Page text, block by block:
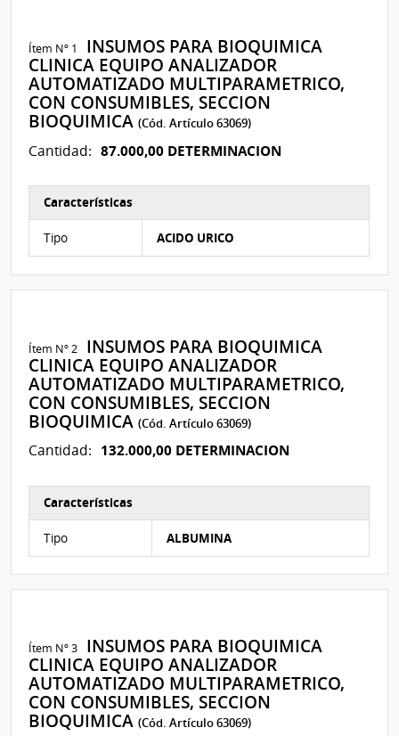
Ítem Nº 1
INSUMOS PARA BIOQUIMICA
CLINICA EQUIPO ANALIZADOR
AUTOMATIZADO MULTIPARAMETRICO,
CON CONSUMIBLES, SECCION
BIOQUIMICA(Cód. Artículo 63069)
Cantidad: 87.000,00 DETERMINACION
Características
Tipo ACIDO URICO
Ítem Nº 2
INSUMOS PARA BIOQUIMICA
CLINICA EQUIPO ANALIZADOR
AUTOMATIZADO MULTIPARAMETRICO,
CON CONSUMIBLES, SECCION
BIOQUIMICA(Cód. Artículo 63069)
Cantidad: 132.000,00 DETERMINACION
Características
Tipo ALBUMINA
Ítem Nº 3
INSUMOS PARA BIOQUIMICA
CLINICA EQUIPO ANALIZADOR
AUTOMATIZADO MULTIPARAMETRICO,
CON CONSUMIBLES, SECCION
BIOQUIMICA(Cód. Artículo 63069)